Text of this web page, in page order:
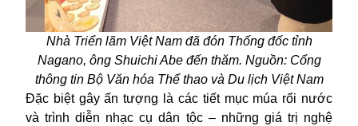
Nhà Triển lãm Việt Nam đã đón Thống đốc tỉnh
Nagano, ông Shuichi Abe đến thăm. Nguồn: Cổng
thông tin Bộ Văn hóa Thể thao và Du lịch Việt Nam
Đặc biệt gây ấn tượng là các tiết mục múa rối nước
và trình diễn nhạc cụ dân tộc – những giá trị nghệ